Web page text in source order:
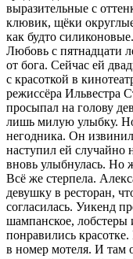
выразительные с
клювик, щёки
как будто
Любовь с пятнадцати
от бога. Сейчас ей
с красоткой в
режиссёра Ильвестра
просыпал на голову
лишь милую улыбку.
негодника. Он
наступил ей случайно
вновь улыбнулась. Но
Всё же стерпела.
девушку в ресторан,
согласилась. Уикенд
шампанское,
понравились
в номер мотеля. И там